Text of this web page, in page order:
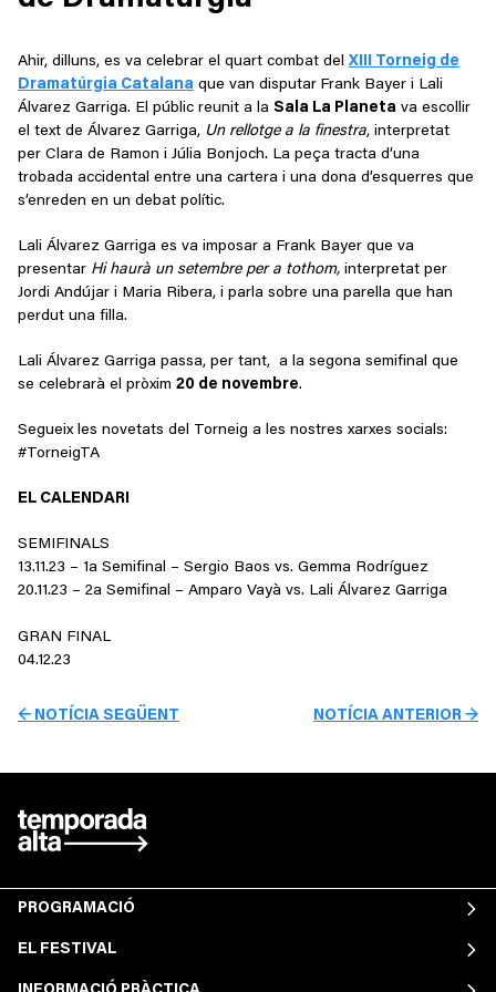
Ahir, dilluns, es va celebrar el quart combat del XIII Torneig de
Dramatúrgia Catalana que van disputar Frank Bayer i Lali
Álvarez Garriga. El públic reunit a la Sala La Planeta va escollir
el text de Álvarez Garriga, Un rellotge a la finestra, interpretat
per Clara de Ramon i Júlia Bonjoch. La peça tracta d’una
trobada accidental entre una cartera i una dona d’esquerres que
s’enreden en un debat polític.
Lali Álvarez Garriga es va imposar a Frank Bayer que va
presentar Hi haurà un setembre per a tothom, interpretat per
Jordi Andújar i Maria Ribera, i parla sobre una parella que han
perdut una filla.
Lali Álvarez Garriga passa, per tant, a la segona semifinal que
se celebrarà el pròxim 20 de novembre.
Segueix les novetats del Torneig a les nostres xarxes socials:
#TorneigTA
EL CALENDARI
SEMIFINALS
13.11.23 – 1a Semifinal – Sergio Baos vs. Gemma Rodríguez
20.11.23 – 2a Semifinal – Amparo Vayà vs. Lali Álvarez Garriga
GRAN FINAL
04.12.23
← NOTÍCIA SEGÜENT NOTÍCIA ANTERIOR →
PROGRAMACIÓ
EL FESTIVAL